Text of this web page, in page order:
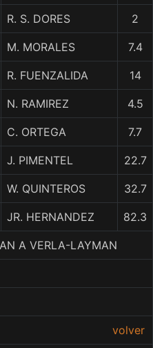
R. S. DORES 2
M. MORALES 7.4
R. FUENZALIDA 14
N. RAMIREZ 4.5
C. ORTEGA 7.7
J. PIMENTEL 22.7
W. QUINTEROS 32.7
JR. HERNANDEZ 82.3
A VERLA-LAYMAN
volver